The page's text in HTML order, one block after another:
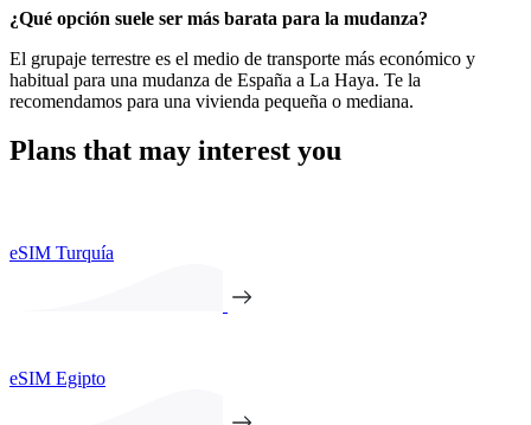
¿Qué opción suele ser más barata para la mudanza?
El grupaje terrestre es el medio de transporte más económico y
habitual para una mudanza de España a La Haya. Te la
recomendamos para una vivienda pequeña o mediana.
Plans that may interest you
eSIM Turquía
eSIM Egipto